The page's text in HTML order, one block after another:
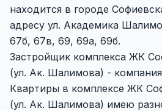
находится в городе
адресу ул. Академика
67б, 67в, 69, 69а, 69б.
Застройщик комплекса ЖК
(ул. Ак. Шалимова) -
Квартиры в комплексе ЖК
(ул. Ак. Шалимова) имею